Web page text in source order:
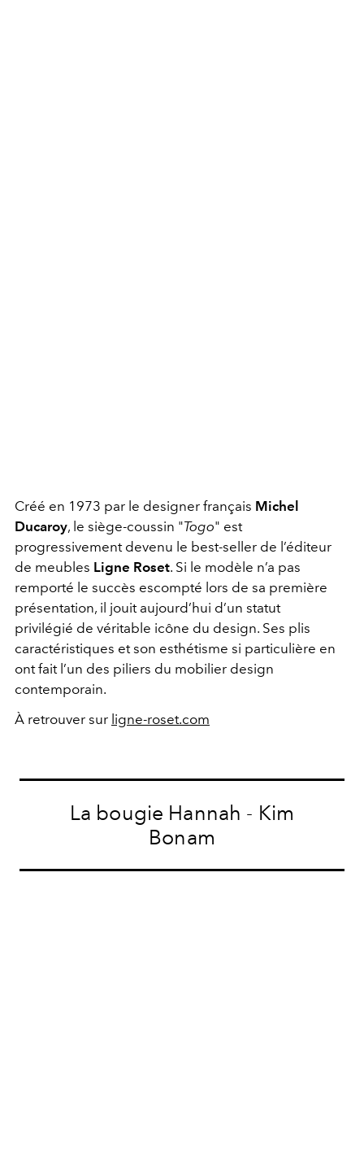
Créé en 1973 par le designer français Michel
Ducaroy, le siège-coussin "Togo" est
progressivement devenu le best-seller de l’éditeur
de meubles Ligne Roset. Si le modèle n’a pas
remporté le succès escompté lors de sa première
présentation, il jouit aujourd’hui d’un statut
privilégié de véritable icône du design. Ses plis
caractéristiques et son esthétisme si particulière en
ont fait l’un des piliers du mobilier design
contemporain.
À retrouver sur ligne-roset.com
La bougie Hannah - Kim
Bonam